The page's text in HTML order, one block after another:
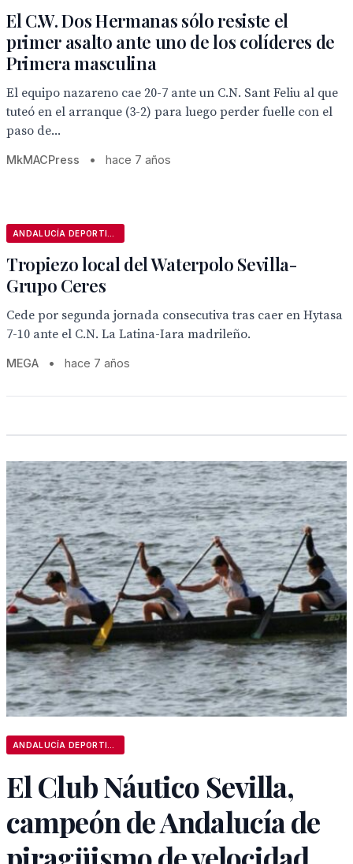
El C.W. Dos Hermanas sólo resiste el
primer asalto ante uno de los colíderes de
Primera masculina
El equipo nazareno cae 20-7 ante un C.N. Sant Feliu al que
tuteó en el arranque (3-2) para luego perder fuelle con el
paso de...
MkMACPress • hace 7 años
Tropiezo local del Waterpolo Sevilla-
Grupo Ceres
Cede por segunda jornada consecutiva tras caer en Hytasa
7-10 ante el C.N. La Latina-Iara madrileño.
MEGA • hace 7 años
El Club Náutico Sevilla,
campeón de Andalucía de